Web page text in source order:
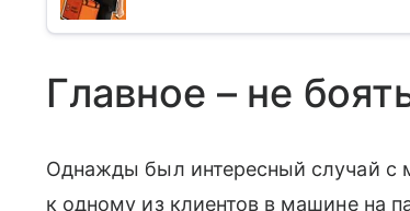
Главное – не
Однажды был интересный случай с
к одному из клиентов в машине на